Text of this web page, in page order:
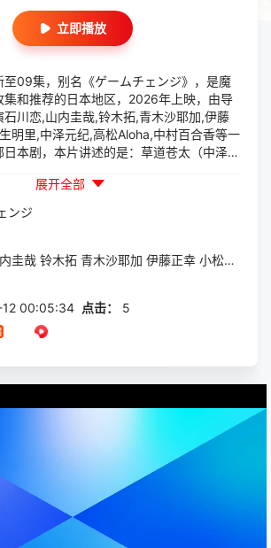
立即播放
至09集，别名《ゲームチェンジ》，是魔
集和推荐的日本地区，2026年上映，由导
川恋,山内圭哉,铃木拓,青木沙耶加,伊藤
明里,中泽元纪,高松Aloha,中村百合香等一
本剧，本片讲述的是：草道苍太（中泽元
拟世界，过着啃老族生活。父母决定关店旅
职，却屡屡受挫，意外接触到以AI与无人
...
展开全部
ンジ
圭哉 铃木拓 青木沙耶加 伊藤正幸 小松和重
00:05:34 点击：
5